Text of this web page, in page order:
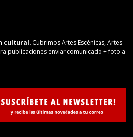
cultural. Cubrimos Artes Escénicas, Artes
publicaciones enviar comunicado + foto a